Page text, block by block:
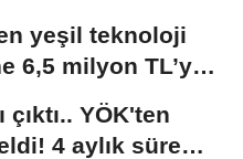
yeşil teknoloji
6,5 milyon TL’ye
çıktı.. YÖK'ten
4 aylık süre